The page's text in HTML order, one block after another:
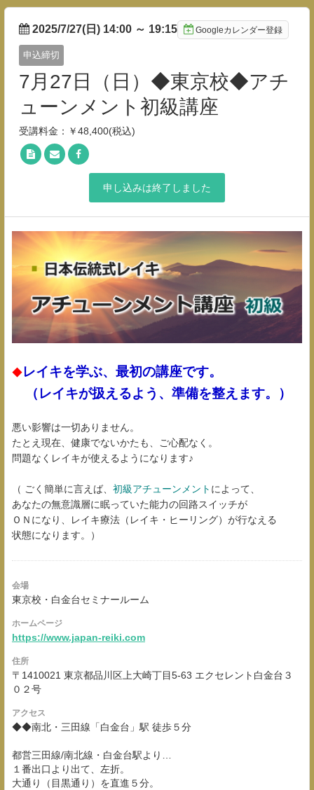
2025/7/27(日) 14:00 ～ 19:15 Googleカレンダー登録
申込締切
7月27日（日）◆東京校◆アチ
ューンメント初級講座
受講料金：￥48,400(税込)
申し込みは終了しました
◆レイキを学ぶ、最初の講座です。
（レイキが扱えるよう、準備を整えます。）
悪い影響は一切ありません。
たとえ現在、健康でないかたも、ご心配なく。
問題なくレイキが使えるようになります♪
（ ごく簡単に言えば、 初級アチューンメント によって、
あなたの無意識層に眠っていた能力の回路スイッチが
ＯＮになり、レイキ療法（レイキ・ヒーリング）が行なえる
状態になります。）
会場
東京校・白金台セミナールーム
ホームページ
https://www.japan-reiki.com
住所
〒1410021 東京都品川区上大崎丁目5-63 エクセレント白金台３
０２号
アクセス
◆◆南北・三田線「白金台」駅 徒歩５分
都営三田線/南北線・白金台駅より…
１番出口より出て、左折。
大通り（目黒通り）を直進５分。